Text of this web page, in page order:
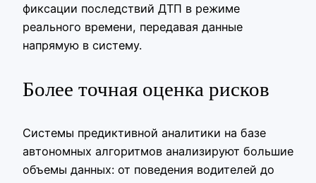
фиксации последствий ДТП в режиме
реального времени, передавая данные
напрямую в систему.
Более точная оценка рисков
Системы предиктивной аналитики на базе
автономных алгоритмов анализируют большие
объемы данных: от поведения водителей до